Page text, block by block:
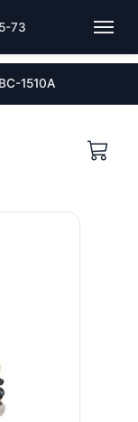
73
1510A